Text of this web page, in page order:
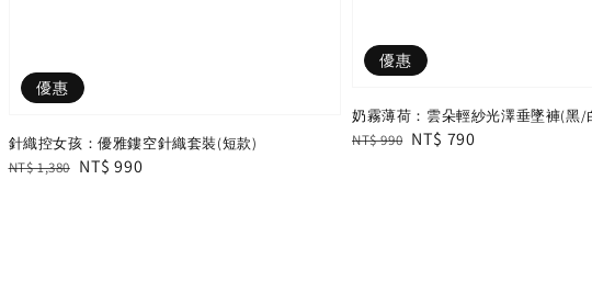
優惠
針織控女孩：優雅鏤空針織套裝(短款)
Regular
NT$ 1,380 Sale
NT$ 990
優惠
奶霧薄荷：雲朵輕紗光澤垂墜褲(黑
Regular
NT$ 990 Sale
NT$ 790